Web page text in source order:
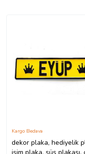
dekor plaka, hediyelik
Kargo Bedava